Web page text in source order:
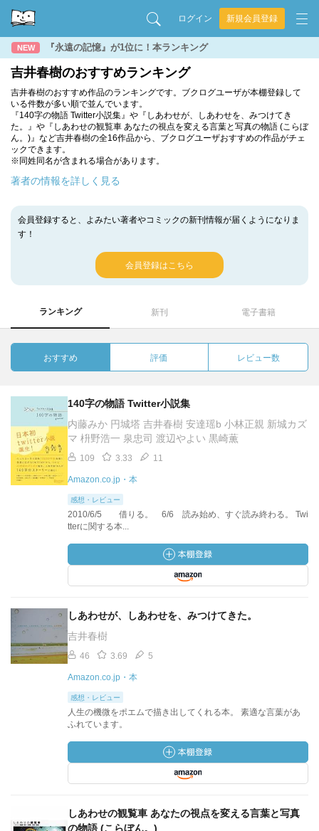
ログイン 新規会員登録
NEW 『永遠の記憶』が1位に！本ランキング
吉井春樹のおすすめランキング
吉井春樹のおすすめ作品のランキングです。ブクログユーザが本棚登録して
いる件数が多い順で並んでいます。
『140字の物語 Twitter小説集』や『しあわせが、しあわせを、みつけてき
た。』や『しあわせの観覧車 あなたの視点を変える言葉と写真の物語 (こらぼ
ん。)』など吉井春樹の全16作品から、ブクログユーザおすすめの作品がチェ
ックできます。
※同姓同名が含まれる場合があります。
著者の情報を詳しく見る
会員登録すると、よみたい著者やコミックの新刊情報が届くようになりま
す！
会員登録はこちら
ランキング 新刊 電子書籍
おすすめ 評価 レビュー数
140字の物語 Twitter小説集
内藤みか 円城塔 吉井春樹 安達瑶b 小林正親 新城カズ
マ 枡野浩一 泉忠司 渡辺やよい 黒崎薫
109 3.33 11
Amazon.co.jp・本
感想・レビュー
2010/6/5 借りる。 6/6 読み始め、すぐ読み終わる。 Twi
tterに関する本...
しあわせが、しあわせを、みつけてきた。
吉井春樹
46 3.69 5
Amazon.co.jp・本
感想・レビュー
人生の機微をポエムで描き出してくれる本。 素適な言葉があ
ふれています。
しあわせの観覧車 あなたの視点を変える言葉と写真
の物語 (こらぼん。)